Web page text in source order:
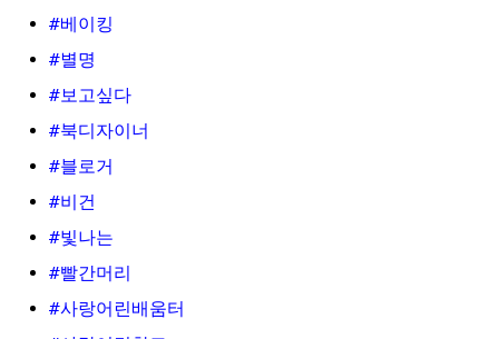
#베이킹
#별명
#보고싶다
#북디자이너
#블로거
#비건
#빛나는
#빨간머리
#사랑어린배움터